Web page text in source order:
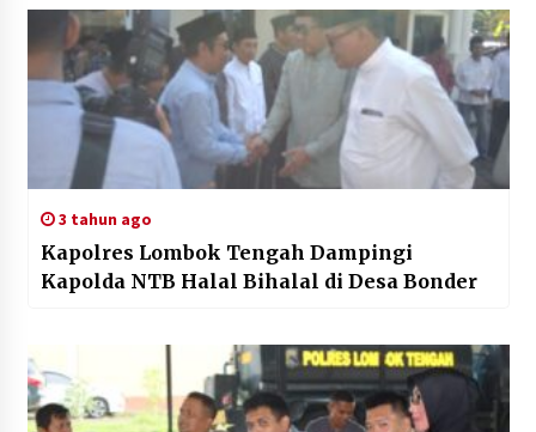
3 tahun ago
Kapolres Lombok Tengah Dampingi
Kapolda NTB Halal Bihalal di Desa Bonder